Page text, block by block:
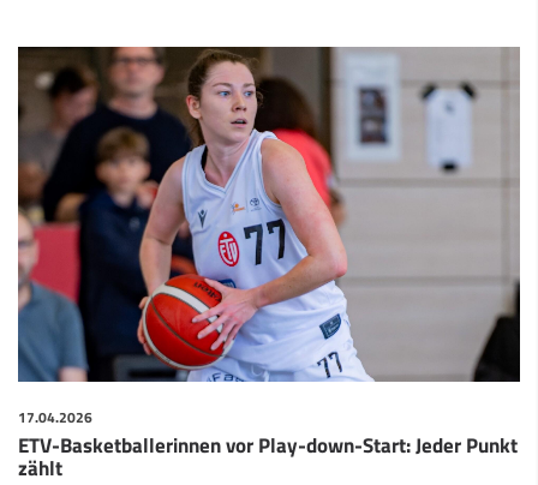
17.04.2026
ETV-Basketballerinnen vor Play-down-Start: Jeder Punkt
zählt